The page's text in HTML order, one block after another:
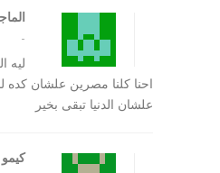
-
ليه
احنا كلنا مصرين علشان كده
علشان الدنيا تبقى بخير
كيمو